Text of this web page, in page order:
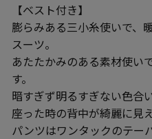
【ベスト付き】
膨らみある三小糸使いで、
スーツ。
あたたかみのある素材使い
す。
暗すぎず明るすぎない色合
座った時の背中が綺麗に見
パンツはワンタックのテー